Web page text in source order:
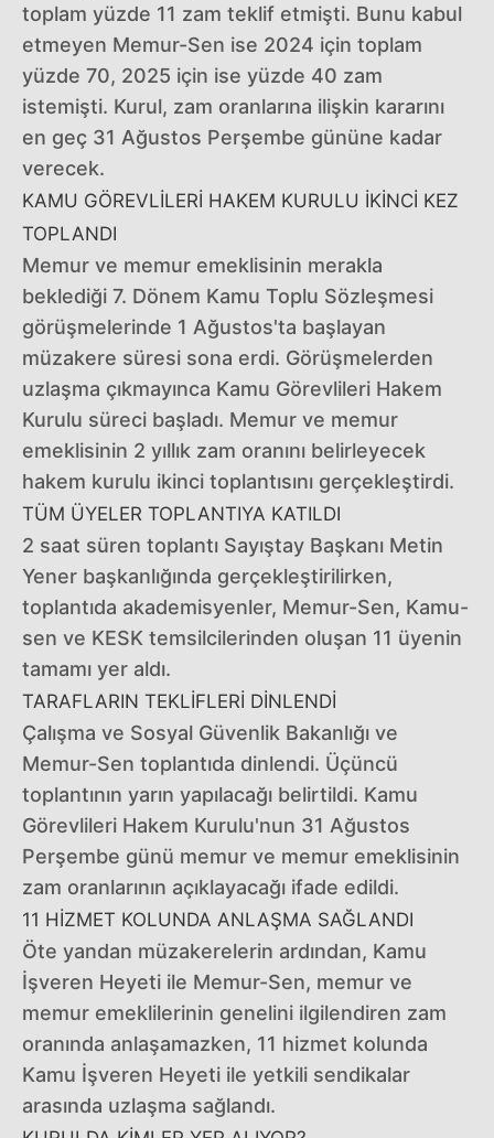
toplam yüzde 11 zam teklif etmişti. Bunu kabul
etmeyen Memur-Sen ise 2024 için toplam
yüzde 70, 2025 için ise yüzde 40 zam
istemişti. Kurul, zam oranlarına ilişkin kararını
en geç 31 Ağustos Perşembe gününe kadar
verecek.
KAMU GÖREVLİLERİ HAKEM KURULU İKİNCİ KEZ
TOPLANDI
Memur ve memur emeklisinin merakla
beklediği 7. Dönem Kamu Toplu Sözleşmesi
görüşmelerinde 1 Ağustos'ta başlayan
müzakere süresi sona erdi. Görüşmelerden
uzlaşma çıkmayınca Kamu Görevlileri Hakem
Kurulu süreci başladı. Memur ve memur
emeklisinin 2 yıllık zam oranını belirleyecek
hakem kurulu ikinci toplantısını gerçekleştirdi.
TÜM ÜYELER TOPLANTIYA KATILDI
2 saat süren toplantı Sayıştay Başkanı Metin
Yener başkanlığında gerçekleştirilirken,
toplantıda akademisyenler, Memur-Sen, Kamu-
sen ve KESK temsilcilerinden oluşan 11 üyenin
tamamı yer aldı.
TARAFLARIN TEKLİFLERİ DİNLENDİ
Çalışma ve Sosyal Güvenlik Bakanlığı ve
Memur-Sen toplantıda dinlendi. Üçüncü
toplantının yarın yapılacağı belirtildi. Kamu
Görevlileri Hakem Kurulu'nun 31 Ağustos
Perşembe günü memur ve memur emeklisinin
zam oranlarının açıklayacağı ifade edildi.
11 HİZMET KOLUNDA ANLAŞMA SAĞLANDI
Öte yandan müzakerelerin ardından, Kamu
İşveren Heyeti ile Memur-Sen, memur ve
memur emeklilerinin genelini ilgilendiren zam
oranında anlaşamazken, 11 hizmet kolunda
Kamu İşveren Heyeti ile yetkili sendikalar
arasında uzlaşma sağlandı.